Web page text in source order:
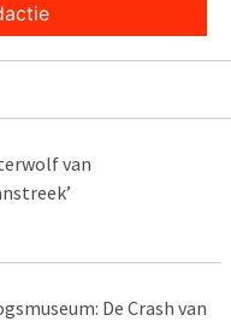
van
De Crash van